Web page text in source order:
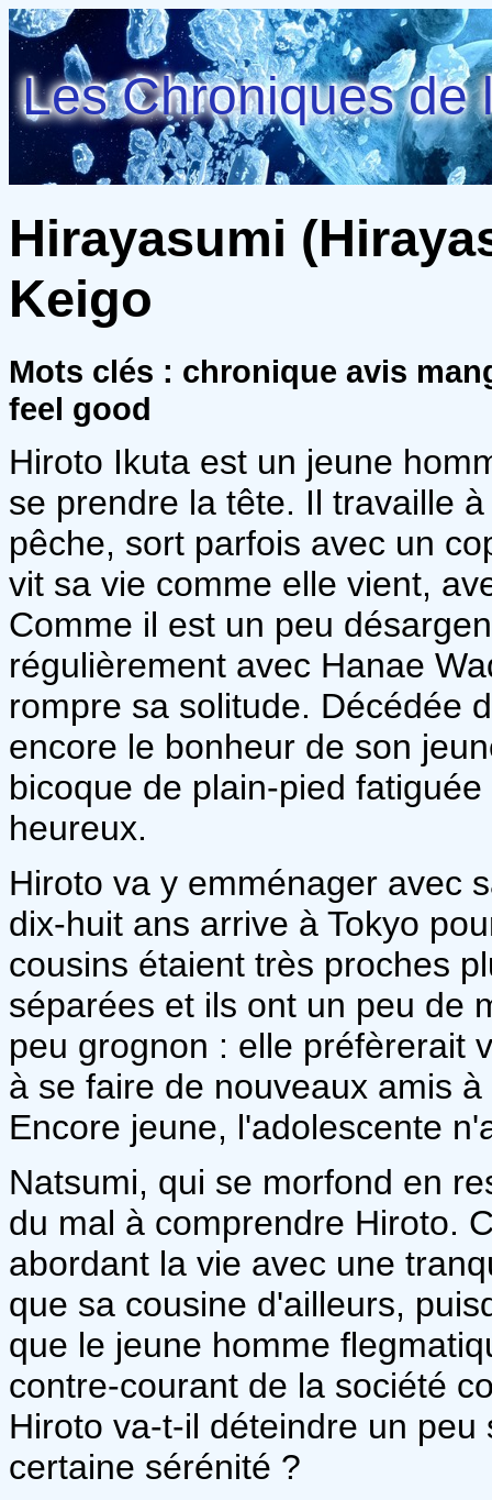
Les Chroniques de
Hirayasumi
Keigo
Mots clés : chronique avis
feel good
Hiroto Ikuta est un jeune
se prendre la tête. Il travaille
pêche, sort parfois avec un
vit sa vie comme elle vient,
Comme il est un peu
régulièrement avec Hanae
rompre sa solitude. Décédée
encore le bonheur de son
bicoque de plain-pied
heureux.
Hiroto va y emménager avec
dix-huit ans arrive à Tokyo
cousins étaient très proches
séparées et ils ont un peu de
peu grognon : elle préfèrerait
à se faire de nouveaux amis
Encore jeune, l'adolescente
Natsumi, qui se morfond en
du mal à comprendre Hiroto.
abordant la vie avec une
que sa cousine d'ailleurs,
que le jeune homme
contre-courant de la société
Hiroto va-t-il déteindre un
certaine sérénité ?